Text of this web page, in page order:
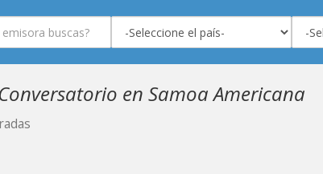
en Samoa Americana